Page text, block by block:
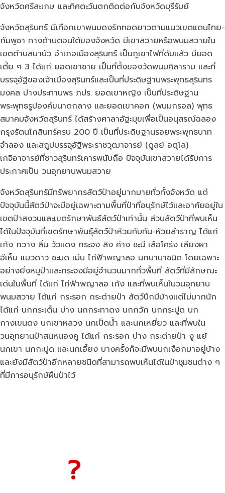
จังหวัดศรีสะเกษ และทิศตะวันตกติดต่อกับจังหวัดบุรีรัมย์
จังหวัดสุรินทร์ มีเทือกเขาพนมดงรักทอดยาวตามแนวเขตแดนไทย-
กัมพูชา ทางด้านตอนใต้ของจังหวัด มีเขาสวายหรือพนมสวายใน
เขตตำบลนาบัว อำเภอเมืองสุรินทร์ เป็นภูเขาไฟที่ดับแล้ว มียอด
เตี้ย ๆ 3 ได้แก่ ยอดเขาชาย เป็นที่ตั้งของวัดพนมศิลาราม และที่
บรรจุอัฐิของเจ้าเมืองสุรินทร์และเป็นที่ประดิษฐานพระพุทธสุรินทร
มงคล ปางประทานพร ภปร. ยอดเขาหญิง เป็นที่ประดิษฐาน
พระพุทธรูปองค์ขนาดกลาง และยอดเขาคอก (พนมกรอล) พุทธ
สมาคมจังหวัดสุรินทร์ ได้สร้างศาลาอัฐะมุขเพื่อเป็นอนุสรณ์ฉลอง
กรุงรัตนโกสินทร์ครบ 200 ปี เป็นที่ประดิษฐานรอยพระพุทธบาท
จำลอง และสถูปบรรจุอัฐิพระราชวุฒาจารย์ (ดูลย์ อตุโล)
เกจิอาจารย์ที่ชาวสุรินทร์เคารพนับถือ ปัจจุบันเขาสวายได้รับการ
ประกาศเป็น วนอุทยานพนมสวาย
จังหวัดสุรินทร์มีทรัพยากรสัตว์ป่าอยู่มากมายทั่วทั้งจังหวัด แต่
ปัจจุบันนี้สัตว์ป่าจะมีอยู่เฉพาะตามพื้นที่ป่าที่อนุรักษ์ไว้และอาศัยอยู่ใน
เขตป่าสงวนและเขตรักษาพันธ์สัตว์ป่าเท่านั้น ส่วนสัตว์ป่าที่พบเห็น
ได้ในปัจจุบันที่เขตรักษาพันธุ์สัตว์ป่าห้วยทับทัน-ห้วยสำราญ ได้แก่
เก้ง กวาง ลิ่น วัวแดง กระจง ลิง ค่าง ชะนี เสือโคร่ง เลียงผา
อีเห็น แมวดาว ชะมด เม่น ไก่ฟ้าพญาลอ นกนานาชนิด โดยเฉพาะ
อย่างยิ่งหมูป่าและกระจงมีอยู่จำนวนมากทั่วพื้นที่ สัตว์ที่มีลักษณะ
เด่นในพื้นที่ ได้แก่ ไก่ฟ้าพญาลอ เก้ง และที่พบเห็นในวนอุทยาน
พนมสวาย ได้แก่ กระรอก กระต่ายป่า สัตว์ปีกมีบ้างแต่ไม่มากนัก
ได้แก่ นกกระเต็น บ่าง นกกระทาดง นกกวัก นกกระปูด นก
กางเขนดง นกเขาหลวง นกเป็ดน้ำ และนกเหยี่ยว และที่พบใน
วนอุทยานป่าสนหนองคู ได้แก่ กระรอก บ่าง กระต่ายป่า งู แย้
นกเขา นกกะปูด และนกเอี้ยง บางครั้งก็จะมีพบนกเงือกมาอยู่บ้าง
และยังมีสัตว์ป่าอีกหลายชนิดที่สามารถพบเห็นได้ในป่าชุมชนต่าง ๆ
ที่มีการอนุรักษ์ผืนป่าไว้
?